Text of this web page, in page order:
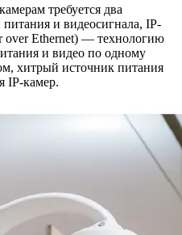
требуется два
питания и видеосигнала, IP-
over Ethernet) — технологию
и видео по одному
хитрый источник питания
IP-камер.